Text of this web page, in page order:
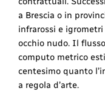
a Brescia o in
infrarossi e
occhio nudo. Il
computo metrico
centesimo quanto
a regola d’arte.